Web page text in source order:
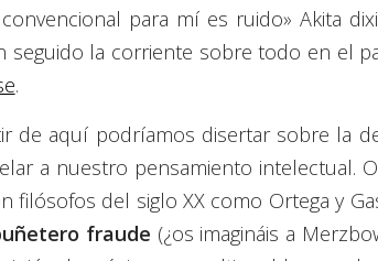
convencional para mí es ruido» Akita
seguido la corriente sobre todo en el
.
de aquí podríamos disertar sobre la
a nuestro pensamiento intelectual.
filósofos del siglo XX como Ortega y
fraude (¿os imagináis a